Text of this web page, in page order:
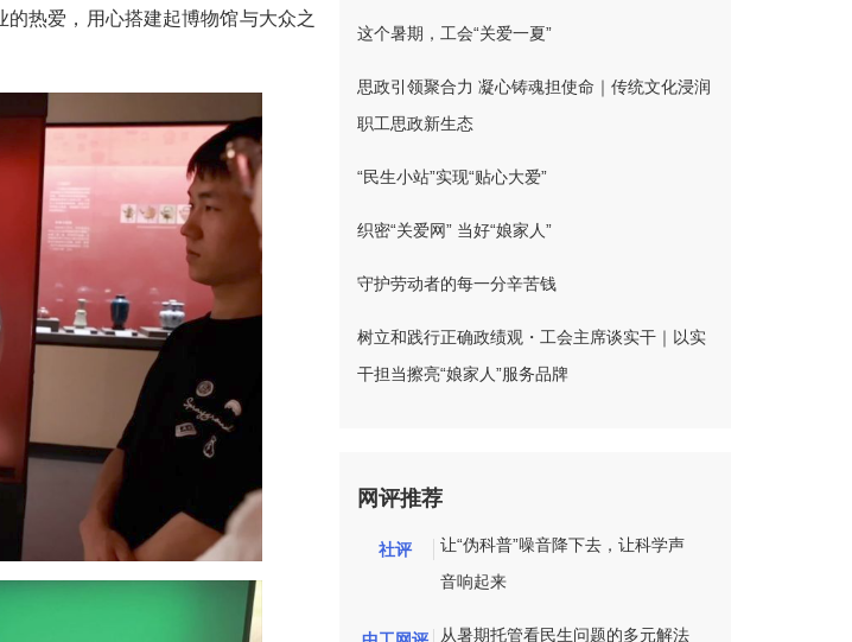
热爱，用心搭建起博物馆与大众之
这个暑期，工会“关爱一夏”
思政引领聚合力 凝心铸魂担使命｜传统文化浸润
职工思政新生态
“民生小站”实现“贴心大爱”
织密“关爱网” 当好“娘家人”
守护劳动者的每一分辛苦钱
树立和践行正确政绩观・工会主席谈实干｜以实
干担当擦亮“娘家人”服务品牌
网评推荐
社评
让“伪科普”噪音降下去，让科学声
音响起来
从暑期托管看民生问题的多元解法